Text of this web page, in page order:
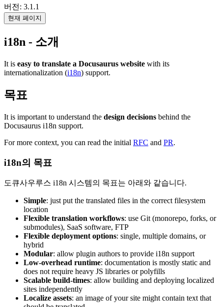
버전: 3.1.1
현재 페이지
i18n - 소개
It is easy to translate a Docusaurus website with its
internationalization (i18n) support.
목표
It is important to understand the design decisions behind the
Docusaurus i18n support.
For more context, you can read the initial RFC and PR.
i18n의 목표
도큐사우루스 i18n 시스템의 목표는 아래와 같습니다.
Simple: just put the translated files in the correct filesystem
location
Flexible translation workflows: use Git (monorepo, forks, or
submodules), SaaS software, FTP
Flexible deployment options: single, multiple domains, or
hybrid
Modular: allow plugin authors to provide i18n support
Low-overhead runtime: documentation is mostly static and
does not require heavy JS libraries or polyfills
Scalable build-times: allow building and deploying localized
sites independently
Localize assets: an image of your site might contain text that